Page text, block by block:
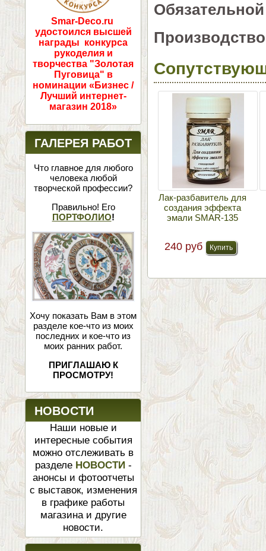
Smar-Deco.ru
удостоился высшей
награды конкурса
рукоделия и
творчества "Золотая
Пуговица" в
номинации «Бизнес /
Лучший интернет-
магазин 2018»
ГАЛЕРЕЯ РАБОТ
Что главное для любого
человека любой
творческой профессии?
Правильно! Его
ПОРТФОЛИО!
Хочу показать Вам в этом
разделе кое-что из моих
последних и кое-что из
моих ранних работ.
ПРИГЛАШАЮ К
ПРОСМОТРУ!
НОВОСТИ
Наши новые и
интересные события
можно отслеживать в
разделе НОВОСТИ -
анонсы и фотоотчеты
с выставок, изменения
в графике работы
магазина и другие
новости.
Лак-разбавитель для
создания эффекта
эмали SMAR-135
240 руб